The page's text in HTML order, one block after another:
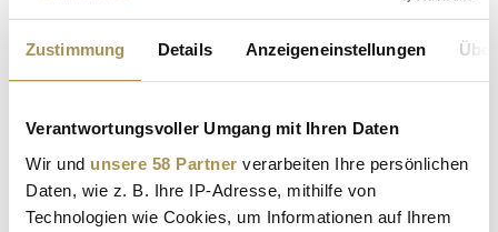
Zustimmung Details Anzeigeneinstellungen
Verantwortungsvoller Umgang mit Ihren Daten
Wir und unsere 58 Partner verarbeiten Ihre persönlichen
Daten, wie z. B. Ihre IP-Adresse, mithilfe von
Technologien wie Cookies, um Informationen auf Ihrem
Starkstromkabel hat das BKA eine Belohnung von bis zu einer
Million Euro ausgesetzt – allerdings nur noch für wenige
Berliner Blackout ist beendet
NEWS | 07.01.2026